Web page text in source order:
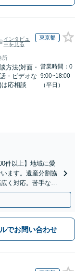
インタビュ
ーを見る
東京都
所
方法(対面・
・ビデオな
は応相談
営業時間：0
9:00~18:00
（平日）
件以上】地域に愛
ます。遺産分割協
く対応。苦手な親
系】
でお問い合わせ